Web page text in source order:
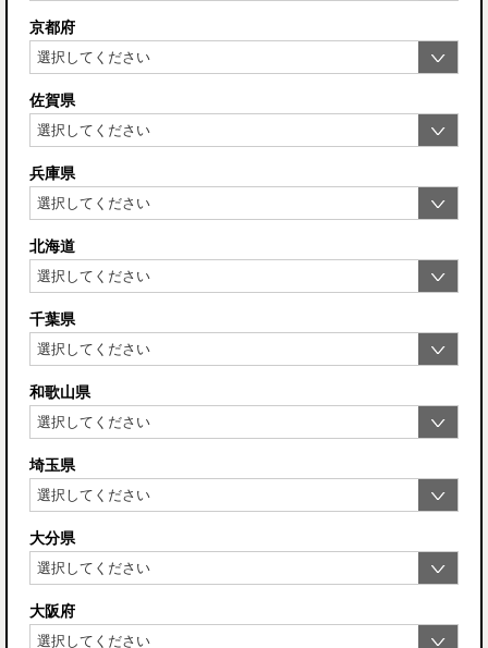
京都府
佐賀県
兵庫県
北海道
千葉県
和歌山県
埼玉県
大分県
大阪府